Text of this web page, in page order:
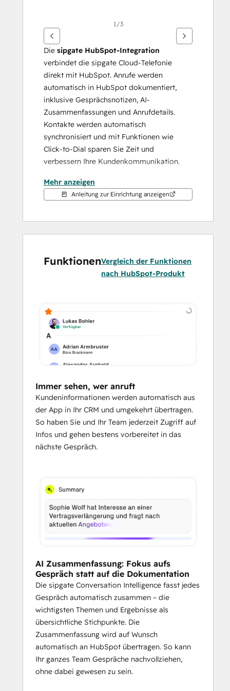
1/3
Die sipgate HubSpot-Integration
verbindet die sipgate Cloud-Telefonie
direkt mit HubSpot. Anrufe werden
automatisch in HubSpot dokumentiert,
inklusive Gesprächsnotizen, AI-
Zusammenfassungen und Anrufdetails.
Kontakte werden automatisch
synchronisiert und mit Funktionen wie
Click-to-Dial sparen Sie Zeit und
verbessern Ihre Kundenkommunikation.
Alle Infos, für alle, an einem Ort
Gesprächsverläufe, Anrufnotizen und
aus der App in Ihr CRM übertragen. So
haben Sie und Ihr Team jederzeit Zugriff
das nächste Gespräch.
offline, beschäftigt oder verfügbar ist? Mit
der Statusanzeige haben Sie die
Erreichbarkeit Ihrer Kontakte jederzeit im
Blick.
Auf Basis Ihrer Telefonate mit der App wird
durch Machine Learning das
voraussichtliche Anrufaufkommen für die
folgende Woche analysiert. Die Prognosen
helfen Ihnen dabei, Ihre Ressourcen und die
Ihrer Teams besser und im Voraus zu
Mit den Channels stehen Teams im
Mittelpunkt. Optimierter Austausch und
Zusammenarbeit heben die
alle User sichtbar angezeigt.
Mehr anzeigen
Anleitung zur Einrichtung anzeigen
FunktionenVergleich der Funktionen
nach HubSpot-Produkt
Immer sehen, wer anruft
Kundeninformationen werden automatisch aus
der App in Ihr CRM und umgekehrt übertragen.
So haben Sie und Ihr Team jederzeit Zugriff auf
Infos und gehen bestens vorbereitet in das
nächste Gespräch.
AI Zusammenfassung: Fokus aufs
Gespräch statt auf die Dokumentation
Die sipgate Conversation Intelligence fasst jedes
Gespräch automatisch zusammen – die
wichtigsten Themen und Ergebnisse als
übersichtliche Stichpunkte. Die
Zusammenfassung wird auf Wunsch
automatisch an HubSpot übertragen. So kann
Ihr ganzes Team Gespräche nachvollziehen,
ohne dabei gewesen zu sein.